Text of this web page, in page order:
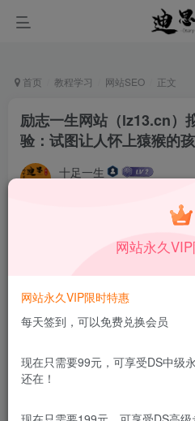
首页 教程学习 网站SEO 正文
励志一生网站（lz13.cn）
验：试图让人怀上猿猴的
十足一生
用途。如有侵权、不妥之处，请第
我是卢松松，点点上面
网站永久
网站永久VIP限时特惠
每天签到，可以免费兑换会员
现在只需要99元，可享受DS中级
还在！